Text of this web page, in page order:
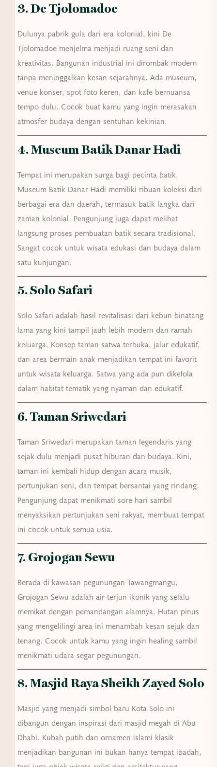
3. De Tjolomadoe
Dulunya pabrik gula dari era kolonial, kini De
Tjolomadoe menjelma menjadi ruang seni dan
kreativitas. Bangunan industrial ini dirombak modern
tanpa meninggalkan kesan sejarahnya. Ada museum,
venue konser, spot foto keren, dan kafe bernuansa
tempo dulu. Cocok buat kamu yang ingin merasakan
atmosfer budaya dengan sentuhan kekinian.
4. Museum Batik Danar Hadi
Tempat ini merupakan surga bagi pecinta batik.
Museum Batik Danar Hadi memiliki ribuan koleksi dari
berbagai era dan daerah, termasuk batik langka dari
zaman kolonial. Pengunjung juga dapat melihat
langsung proses pembuatan batik secara tradisional.
Sangat cocok untuk wisata edukasi dan budaya dalam
satu kunjungan.
5. Solo Safari
Solo Safari adalah hasil revitalisasi dari kebun binatang
lama yang kini tampil jauh lebih modern dan ramah
keluarga. Konsep taman satwa terbuka, jalur edukatif,
dan area bermain anak menjadikan tempat ini favorit
untuk wisata keluarga. Satwa yang ada pun dikelola
dalam habitat tematik yang nyaman dan edukatif.
6. Taman Sriwedari
Taman Sriwedari merupakan taman legendaris yang
sejak dulu menjadi pusat hiburan dan budaya. Kini,
taman ini kembali hidup dengan acara musik,
pertunjukan seni, dan tempat bersantai yang rindang.
Pengunjung dapat menikmati sore hari sambil
menyaksikan pertunjukan seni rakyat, membuat tempat
ini cocok untuk semua usia.
7. Grojogan Sewu
Berada di kawasan pegunungan Tawangmangu,
Grojogan Sewu adalah air terjun ikonik yang selalu
memikat dengan pemandangan alamnya. Hutan pinus
yang mengelilingi area ini menambah kesan sejuk dan
tenang. Cocok untuk kamu yang ingin healing sambil
menikmati udara segar pegunungan.
8. Masjid Raya Sheikh Zayed Solo
Masjid yang menjadi simbol baru Kota Solo ini
dibangun dengan inspirasi dari masjid megah di Abu
Dhabi. Kubah putih dan ornamen islami klasik
menjadikan bangunan ini bukan hanya tempat ibadah,